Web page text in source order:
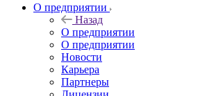
О предприятии
Назад
О предприятии
О предприятии
Новости
Карьера
Партнеры